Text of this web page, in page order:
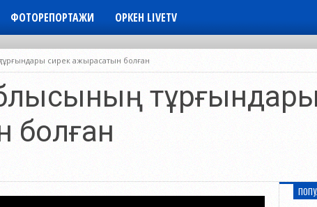
ФОТОРЕПОРТАЖИ ОРКЕН LIVETV
сирек ажырасатын болған
болған